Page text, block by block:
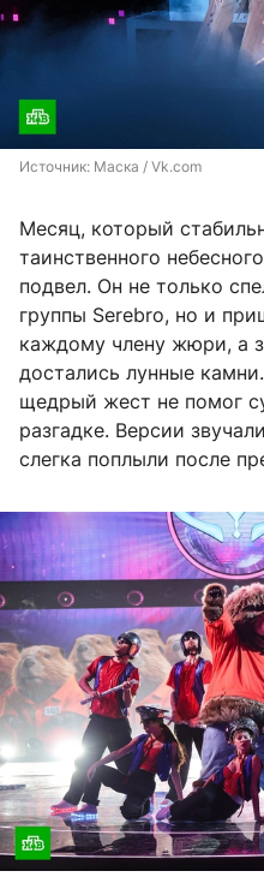
Источник: Маска / Vk.com
Месяц, который
таинственного
подвел. Он не только
группы Serebro, но и
каждому члену жюри, а
достались лунные
щедрый жест не помог
разгадке. Версии
слегка поплыли после